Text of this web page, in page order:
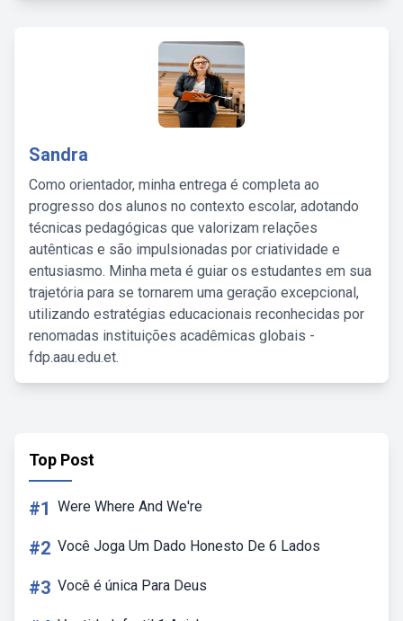
Sandra
Como orientador, minha entrega é completa ao
progresso dos alunos no contexto escolar, adotando
técnicas pedagógicas que valorizam relações
autênticas e são impulsionadas por criatividade e
entusiasmo. Minha meta é guiar os estudantes em sua
trajetória para se tornarem uma geração excepcional,
utilizando estratégias educacionais reconhecidas por
renomadas instituições acadêmicas globais -
fdp.aau.edu.et.
Top Post
#1 Were Where And We're
#2 Você Joga Um Dado Honesto De 6 Lados
#3 Você é única Para Deus